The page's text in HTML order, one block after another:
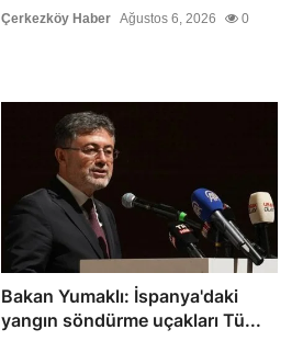
Çerkezköy Haber Ağustos 6, 2026 0
Bakan Yumaklı: İspanya'daki
yangın söndürme uçakları Tü...